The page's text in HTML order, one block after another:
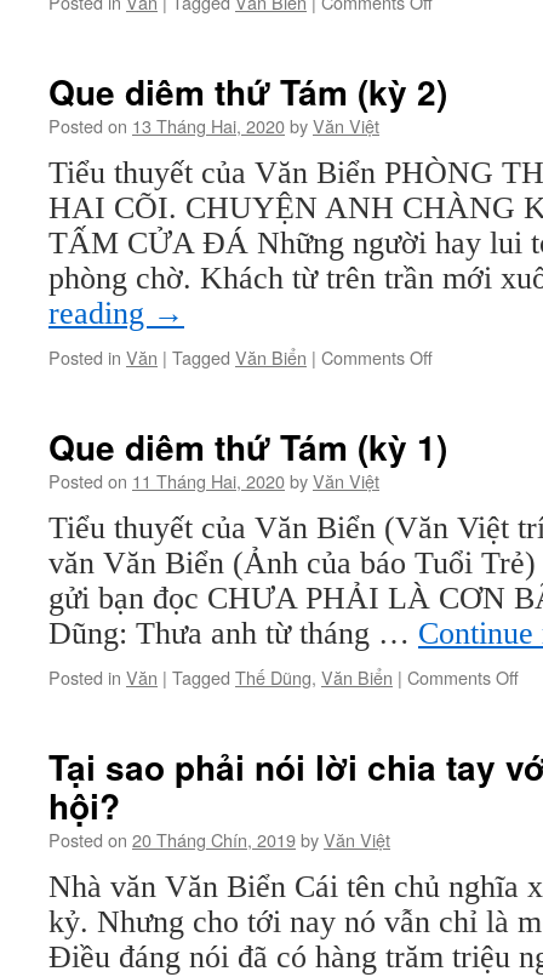
Tám
Que diêm thứ Tám (kỳ 2)
Posted on 13 Tháng Hai, 2020byVăn Việt
Tiểu thuyết của Văn Biển PHÒNG
HAI CÕI. CHUYỆN ANH CHÀNG
TẤM CỬA ĐÁ Những người hay lui
phòng chờ. Khách từ trên trần mới
reading →
Posted in Văn | Tagged Văn Biển | Comments Offon
Tám
Que diêm thứ Tám (kỳ 1)
Posted on 11 Tháng Hai, 2020byVăn Việt
Tiểu thuyết của Văn Biển (Văn Việt
văn Văn Biển (Ảnh của báo Tuổi
gửi bạn đọc CHƯA PHẢI LÀ CƠN
Dũng: Thưa anh từ tháng …
Posted in Văn | Tagged Thế Dũng, Văn Biển | Comments Offon
Tại sao phải nói lời chia tay
hội?
Posted on 20 Tháng Chín, 2019byVăn Việt
Nhà văn Văn Biển Cái tên chủ nghĩa
kỷ. Nhưng cho tới nay nó vẫn chỉ là
Điều đáng nói đã có hàng trăm triệu